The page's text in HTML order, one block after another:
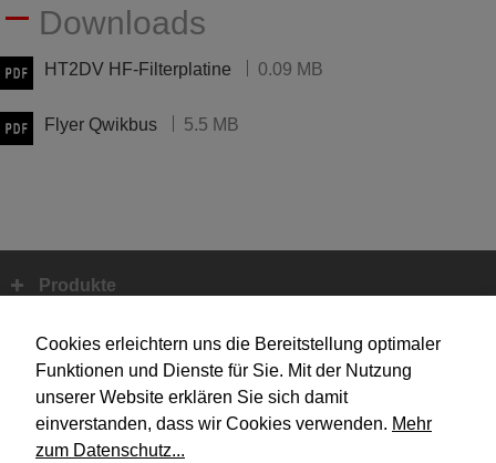
Cookies erleichtern uns die Bereitstellung optimaler
Funktionen und Dienste für Sie. Mit der Nutzung
unserer Website erklären Sie sich damit
einverstanden, dass wir Cookies verwenden. Mehr
zum Datenschutz...
Downloads
HT2DV HF-Filterplatine 0.09 MB
Flyer Qwikbus 5.5 MB
Produkte
Systemtechnik
Design
Unternehmen